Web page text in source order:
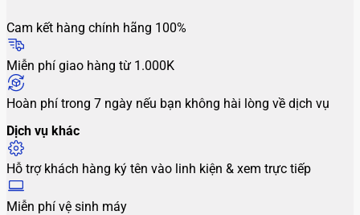
Cam kết hàng chính hãng 100%
Miễn phí giao hàng từ 1.000K
Hoàn phí trong 7 ngày nếu bạn không hài lòng về dịch vụ
Dịch vụ khác
Hỗ trợ khách hàng ký tên vào linh kiện & xem trực tiếp
Miễn phí vệ sinh máy